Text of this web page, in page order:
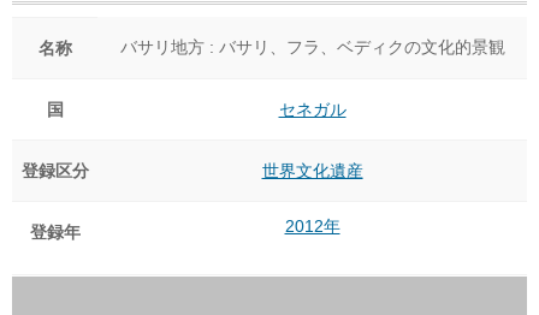
名称 バサリ地方 : バサリ、フラ、ベディクの文化的景観
国 セネガル
登録区分 世界文化遺産
登録年 2012年